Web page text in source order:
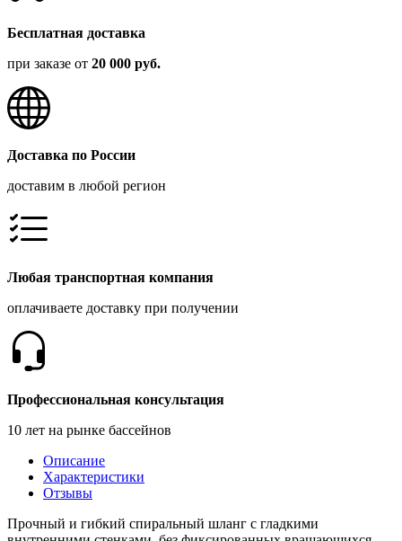
Бесплатная доставка
при заказе от 20 000 руб.
Доставка по России
доставим в любой регион
Любая транспортная компания
оплачиваете доставку при получении
Профессиональная консультация
10 лет на рынке бассейнов
Описание
Характеристики
Отзывы
Прочный и гибкий спиральный шланг с гладкими